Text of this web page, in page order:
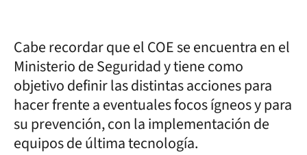
Cabe recordar que el COE se encuentra en el
Ministerio de Seguridad y tiene como
objetivo definir las distintas acciones para
hacer frente a eventuales focos ígneos y para
su prevención, con la implementación de
equipos de última tecnología.